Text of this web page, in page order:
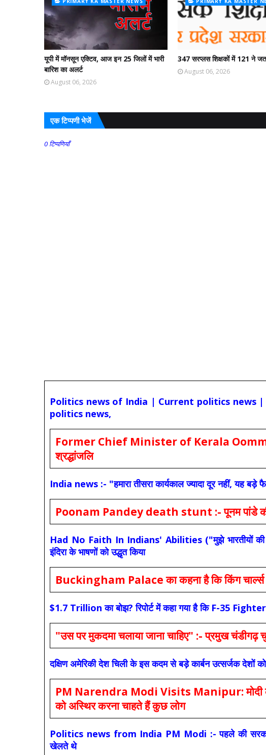
यूपी में मॉनसून एक्टिव, आज इन 25 जिलों में भारी
बारिश का अलर्ट
August 06, 2026
347 सरप्लस शिक्षकों में 121 ने
August 06, 2026
एक टिप्पणी भेजें
0 टिप्पणियाँ
Politics news of India | Current politics news
politics news,
Former Chief Minister of Kerala
श्रद्धांजलि
India news :- "हमारा तीसरा कार्यकाल ज्यादा दूर नहीं, यह
Poonam Pandey death stunt :- पूनम पांडे की
Had No Faith In Indians' Abilities ("मुझे भारतीयों की
इंदिरा के भाषणों को उद्धृत किया
Buckingham Palace का कहना है कि किंग चार्ल्स
$1.7 Trillion का बोझ? रिपोर्ट में कहा गया है कि F-35
"उस पर मुकदमा चलाया जाना चाहिए" :- प्रमुख चंडीगढ़
दक्षिण अमेरिकी देश चिली के इस कदम से बड़े कार्बन उत्सर्जक देशों
PM Narendra Modi Visits Manipur: मोदी का
को अस्थिर करना चाहते हैं कुछ लोग
Politics news from India PM Modi :- पहले की सरकारों
खेलते थे